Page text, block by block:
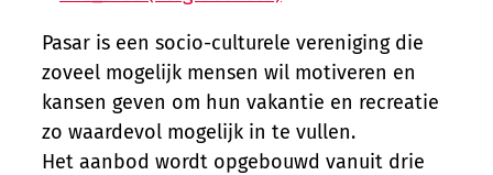
Pasar is een socio-culturele vereniging die
zoveel mogelijk mensen wil motiveren en
kansen geven om hun vakantie en recreatie
zo waardevol mogelijk in te vullen.
Het aanbod wordt opgebouwd vanuit drie